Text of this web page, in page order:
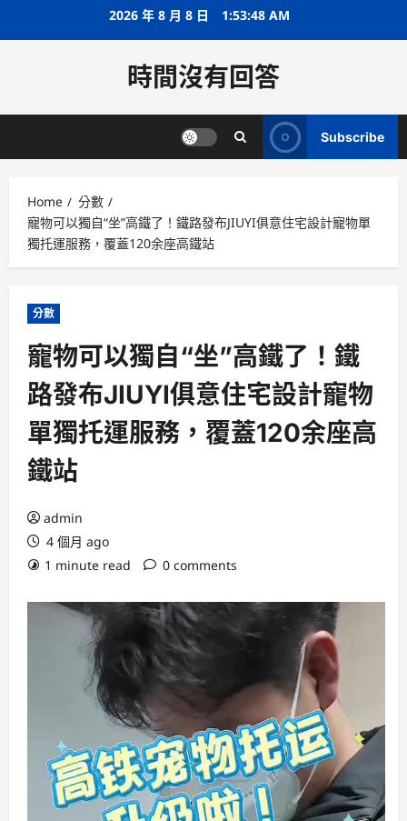
2026 年 8 月 8 日 1:53:49 AM
時間沒有回答
Subscribe
Home
分數
寵物可以獨自“坐”高鐵了！鐵路發布JIUYI俱意住宅設計寵物單
獨托運服務，覆蓋120余座高鐵站
分數
寵物可以獨自“坐”高鐵了！鐵
路發布JIUYI俱意住宅設計寵物
單獨托運服務，覆蓋120余座高
鐵站
admin
4 個月 ago
1 minute read
0 comments